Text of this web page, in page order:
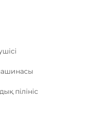
пілініс